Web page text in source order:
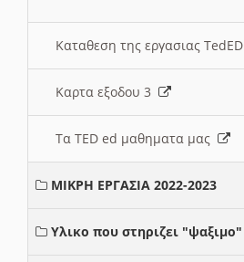
Καταθεση της εργασιας TedED
Καρτα εξοδου 3
Τα TED ed μαθηματα μας
ΜΙΚΡΗ ΕΡΓΑΣΙΑ 2022-2023
Υλικο που στηριζει "ψαξιμο"